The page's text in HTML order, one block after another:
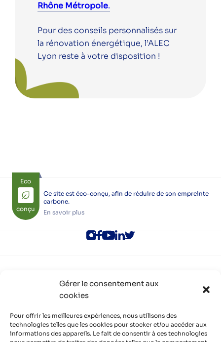
Gérer le consentement aux
cookies
Pour offrir les meilleures expériences, nous utilisons des
technologies telles que les cookies pour stocker et/ou accéder aux
informations des appareils. Le fait de consentir à ces technologies
Rhône Métropole.
Pour des conseils personnalisés sur
la rénovation énergétique, l’ALEC
Lyon reste à votre disposition !
Eco
conçu
Ce site est éco-conçu, afin de réduire de son empreinte
carbone.
En savoir plus
Rejoindre l’ALEC Lyon
Adhérer à l’ALEC Lyon
Politique de cookies (UE)
Partenaires
Découvrir nos partenaires, réseaux, soutiens